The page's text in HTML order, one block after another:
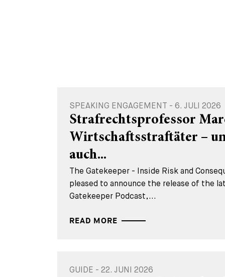
SPEAKING ENGAGEMENT - 6. JULI 2026
Strafrechtsprofessor
Wirtschaftsstraftäter –
auch...
The Gatekeeper - Inside Risk and
pleased to announce the release of the
Gatekeeper Podcast,...
READ MORE
GUIDE - 22. JUNI 2026